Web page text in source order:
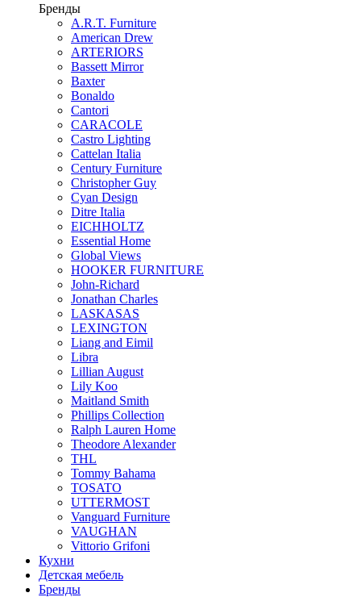
Бренды
A.R.T. Furniture
American Drew
ARTERIORS
Bassett Mirror
Baxter
Bonaldo
Cantori
CARACOLE
Castro Lighting
Cattelan Italia
Century Furniture
Christopher Guy
Cyan Design
Ditre Italia
EICHHOLTZ
Essential Home
Global Views
HOOKER FURNITURE
John-Richard
Jonathan Charles
LASKASAS
LEXINGTON
Liang and Eimil
Libra
Lillian August
Lily Koo
Maitland Smith
Phillips Collection
Ralph Lauren Home
Theodore Alexander
THL
Tommy Bahama
TOSATO
UTTERMOST
Vanguard Furniture
VAUGHAN
Vittorio Grifoni
Кухни
Детская мебель
Бренды